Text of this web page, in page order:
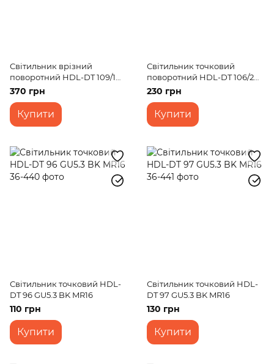
Світильник врізний
поворотний HDL-DT 109/1
MR16 WH
370 грн
Купити
Світильник точковий
поворотний HDL-DT 106/2
MR16
230 грн
Купити
Світильник точковий HDL-
DT 96 GU5.3 BK MR16
110 грн
Купити
Світильник точковий HDL-
DT 97 GU5.3 BK MR16
130 грн
Купити